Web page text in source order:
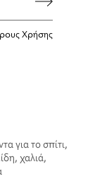
Χρήσης
για το σπίτι,
χαλιά,